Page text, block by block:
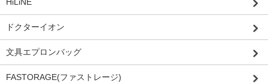
HiLiNE
ドクターイオン
文具エプロンバッグ
FASTORAGE(ファストレージ)